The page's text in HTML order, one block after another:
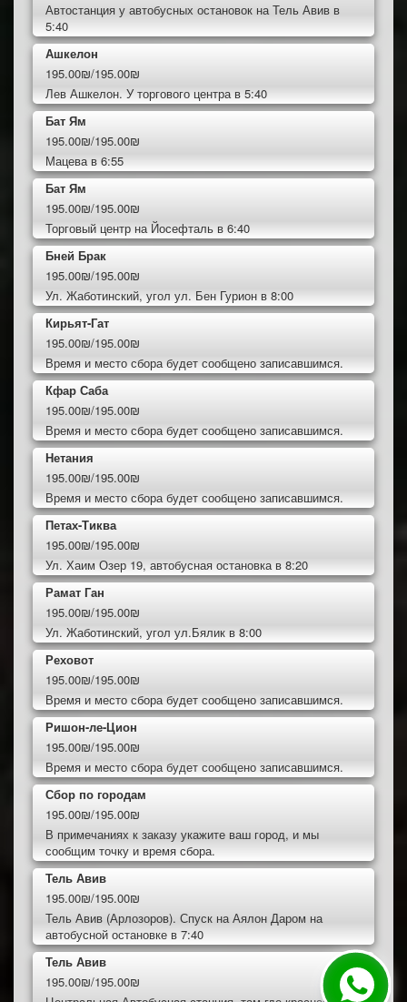
Автостанция у автобусных остановок на Тель Авив в
5:40
Ашкелон
195.00₪/195.00₪
Лев Ашкелон. У торгового центра в 5:40
Бат Ям
195.00₪/195.00₪
Мацева в 6:55
Бат Ям
195.00₪/195.00₪
Торговый центр на Йосефталь в 6:40
Бней Брак
195.00₪/195.00₪
Ул. Жаботинский, угол ул. Бен Гурион в 8:00
Кирьят-Гат
195.00₪/195.00₪
Время и место сбора будет сообщено записавшимся.
Кфар Саба
195.00₪/195.00₪
Время и место сбора будет сообщено записавшимся.
Нетания
195.00₪/195.00₪
Время и место сбора будет сообщено записавшимся.
Петах-Тиква
195.00₪/195.00₪
Ул. Хаим Озер 19, автобусная остановка в 8:20
Рамат Ган
195.00₪/195.00₪
Ул. Жаботинский, угол ул.Бялик в 8:00
Реховот
195.00₪/195.00₪
Время и место сбора будет сообщено записавшимся.
Ришон-ле-Цион
195.00₪/195.00₪
Время и место сбора будет сообщено записавшимся.
Сбор по городам
195.00₪/195.00₪
В примечаниях к заказу укажите ваш город, и мы
сообщим точку и время сбора.
Тель Авив
195.00₪/195.00₪
Тель Авив (Арлозоров). Спуск на Аялон Даром на
автобусной остановке в 7:40
Тель Авив
195.00₪/195.00₪